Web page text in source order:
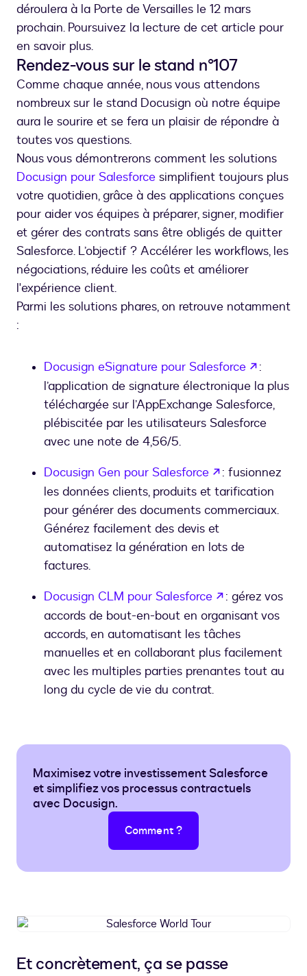
déroulera à la Porte de Versailles le 12 mars
prochain. Poursuivez la lecture de cet article pour
en savoir plus.
Rendez-vous sur le stand n°107
Comme chaque année, nous vous attendons
nombreux sur le stand Docusign où notre équipe
aura le sourire et se fera un plaisir de répondre à
toutes vos questions.
Nous vous démontrerons comment les solutions
Docusign pour Salesforce simplifient toujours plus
votre quotidien, grâce à des applications conçues
pour aider vos équipes à préparer, signer, modifier
et gérer des contrats sans être obligés de quitter
Salesforce. L’objectif ? Accélérer les workflows, les
négociations, réduire les coûts et améliorer
l'expérience client.
Parmi les solutions phares, on retrouve notamment
:
Docusign eSignature pour Salesforce s’ouvre
:
l’application de signature électronique la plus
téléchargée sur l’AppExchange Salesforce,
plébiscitée par les utilisateurs Salesforce
avec une note de 4,56/5.
Docusign Gen pour Salesforce
s’ouvre dans
: fusionnez
les données clients, produits et tarification
pour générer des documents commerciaux.
Générez facilement des devis et
automatisez la génération en lots de
factures.
Docusign CLM pour Salesforce
s’ouvre dans
: gérez vos
accords de bout-en-bout en organisant vos
accords, en automatisant les tâches
manuelles et en collaborant plus facilement
avec les multiples parties prenantes tout au
long du cycle de vie du contrat.
Maximisez votre investissement Salesforce
et simplifiez vos processus contractuels
avec Docusign.
Comment ?
Salesforce
Et concrètement, ça se passe